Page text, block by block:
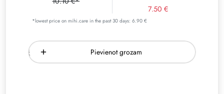
7.50 €
*lowest price on mihi.care in the past 30 days: 6.90 €
Pievienot grozam